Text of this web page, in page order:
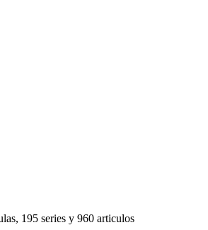
195 series y 960 articulos